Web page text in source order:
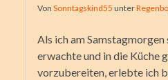
Von Sonntagskind55 unter
Als ich am
erwachte und in die Küche
vorzubereiten, erlebte ich